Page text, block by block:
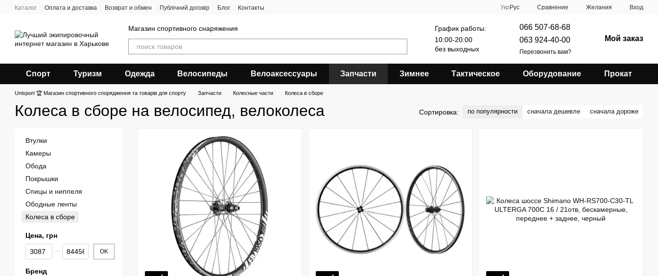
Перейти к основному контенту
Каталог Оплата и доставка Возврат и обмен Публічний договір Блог Контакты Укр Рус Сравнение Желания Вход
Магазин спортивного снаряжения
График работы:
10:00-20:00
без выходных
066 507-68-68
063 924-40-00
Перезвонить вам?
Мой заказ
Спорт Туризм Одежда Велосипеды Велоаксессуары Запчасти Зимнее Тактическое Оборудование Прокат
Unisport 🏆 Магазин спортивного спорядження та товарів для спорту Запчасти Колесные части Колеса в сборе
Колеса в сборе на велосипед, велоколеса Сортировка: по популярности сначала дешевле сначала дороже
Втулки
Камеры
Обода
Покрышки
Спицы и ниппеля
Ободные ленты
Колеса в сборе
Цена, грн
От Цена, грн
До Цена, грн OK
Бренд